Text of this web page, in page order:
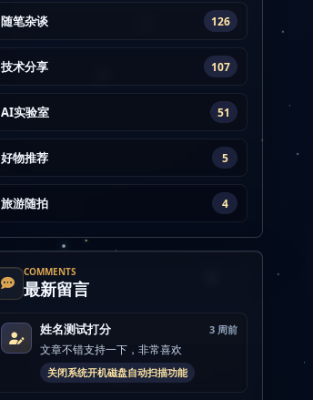
随笔杂谈 126
技术分享 107
AI实验室 51
好物推荐 5
旅游随拍 4
COMMENTS
最新留言
姓名测试打分 3 周前
文章不错支持一下，非常喜欢
关闭系统开机磁盘自动扫描功能